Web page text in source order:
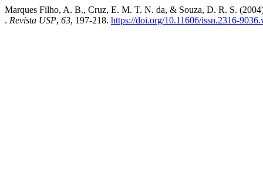
Marques Filho, A. B., Cruz, E. M. T. N. da, & Souza, D. R. S.
. Revista USP, 63, 197-218. https://doi.org/10.11606/issn.2316-